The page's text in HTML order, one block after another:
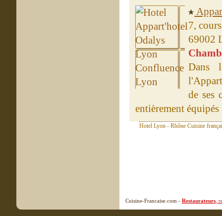
7,
69002
Dans
de ses
entièrement
Hotel Lyon - Rhône Cuisine
Cuisine-Francaise.com - Restaurateurs ,